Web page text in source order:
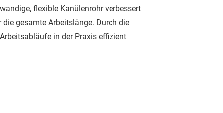
flexible Kanülenrohr verbessert
gesamte Arbeitslänge. Durch die
in der Praxis effizient